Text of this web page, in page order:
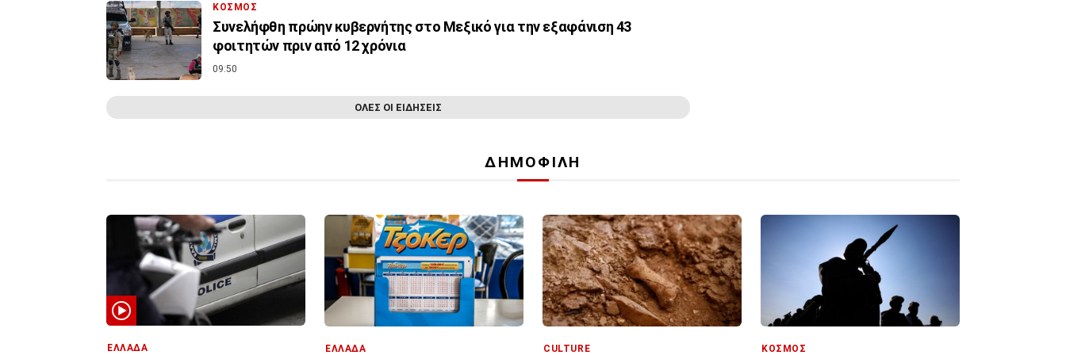
ΚΟΣΜΟΣ
Συνελήφθη πρώην κυβερνήτης στο Μεξικό για την εξαφάνιση 43
φοιτητών πριν από 12 χρόνια
09:50
ΟΛΕΣ ΟΙ ΕΙΔΗΣΕΙΣ
ΔΗΜΟΦΙΛΗ
ΕΛΛΑΔΑ ΕΛΛΑΔΑ CULTURE ΚΟΣΜΟΣ